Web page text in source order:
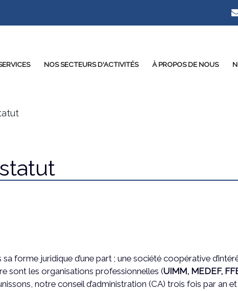
NOS SECTEURS D'ACTIVITÉS À PROPOS DE NOUS
forme juridique d’une part ; une société coopérative
sont les organisations professionnelles (UIMM, MEDEF,
notre conseil d’administration (CA) trois fois par an